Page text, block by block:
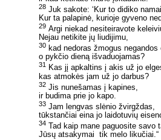
28 Juk sakote: ‘Kur to didiko
Kur ta palapinė, kurioje gyveno
29 Argi niekad nesiteiravote
Nejau netikite jų liudijimu,
30 kad nedoras žmogus
o pykčio dieną išvaduojamas?
31
Kas jį apkaltins į akis už jo
kas atmokės jam už jo darbus?
32 Jis nunešamas į kapines,
ir budima prie jo kapo.
33 Jam lengvas slėnio žvirgždas,
tūkstančiai eina jo laidotuvių
34 Tad kaip mane paguosite savo
Jūsų atsakymai ­ tik melo likučiai.“